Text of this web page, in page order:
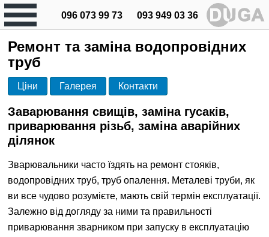
093 949 03 36
096 073 99 73
Ремонт та заміна водопровідних
труб
Ціни Галерея Контакти
Заварювання свищів, заміна гусаків,
приварювання різьб, заміна аварійних
ділянок
Зварювальники часто їздять на ремонт стояків,
водопровідних труб, труб опалення. Металеві труби, як
ви все чудово розумієте, мають свій термін експлуатації.
Залежно від догляду за ними та правильності
приварювання зварником при запуску в експлуатацію